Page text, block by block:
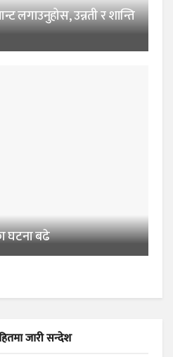
लगाउनुहोस, उन्नती र शान्ति
घटना बढे
जारी सन्देश